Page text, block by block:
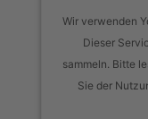
Wir verwenden
Dieser
sammeln. Bitte
Sie der